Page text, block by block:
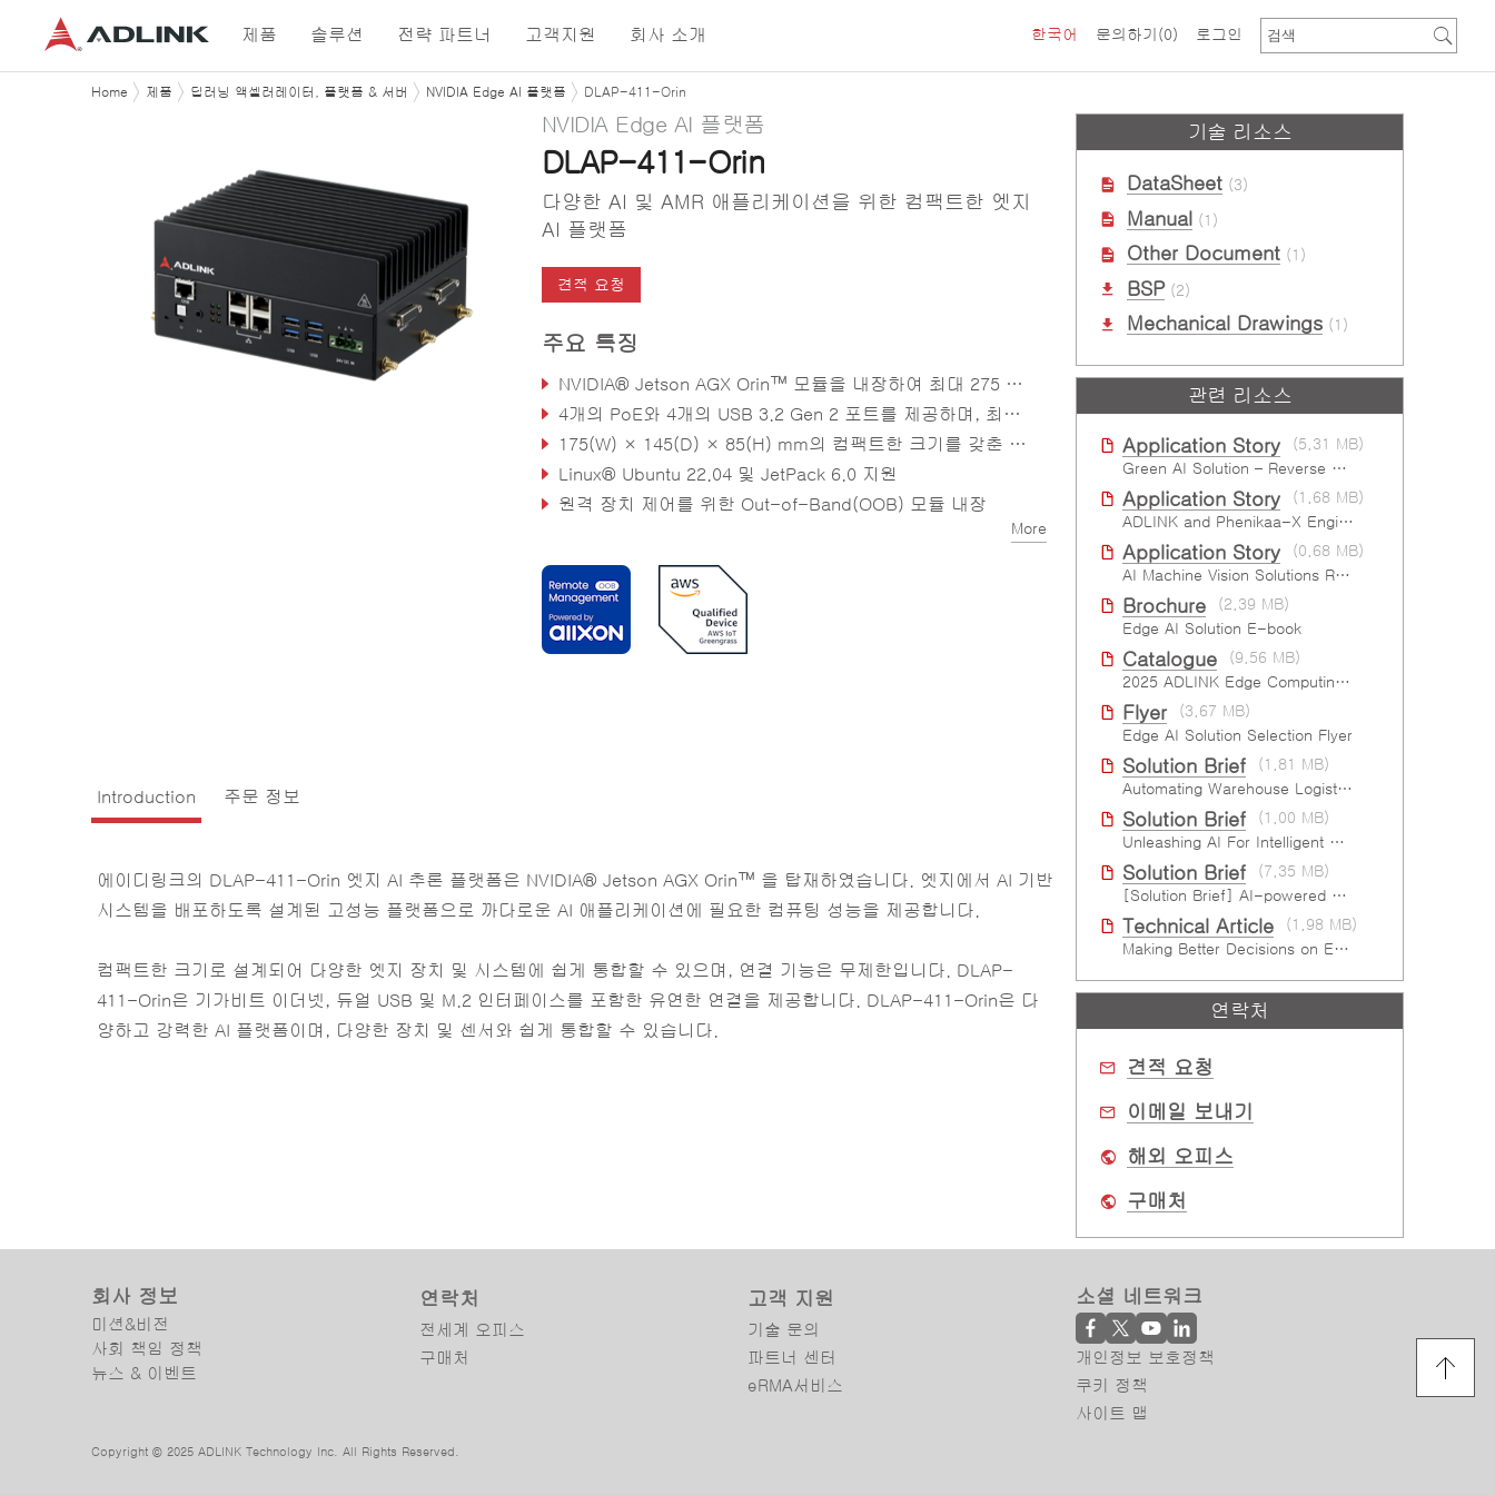
문의하기 (0)
한국어 로그인
제품 솔루션 전략 파트너 고객지원 회사 소개
Home 제품 딥러닝 액셀러레이터, 플랫폼 & 서버 NVIDIA Edge AI 플랫폼 DLAP-411-Orin
NVIDIA Edge AI 플랫폼
DLAP-411-Orin
다양한 AI 및 AMR 애플리케이션을 위한 컴팩트한 엣지
AI 플랫폼
견적 요청
주요 특징
NVIDIA® Jetson AGX Orin™ 모듈을 내장하여 최대 275 TOPS 성능 제공
4개의 PoE와 4개의 USB 3.2 Gen 2 포트를 제공하며, 최대 8대의 카메라 지원
175(W) × 145(D) × 85(H) mm의 컴팩트한 크기를 갖춘 팬리스(fanless) 설계
Linux® Ubuntu 22.04 및 JetPack 6.0 지원
원격 장치 제어를 위한 Out-of-Band(OOB) 모듈 내장
More
Introduction 주문 정보
에이디링크의 DLAP-411-Orin 엣지 AI 추론 플랫폼은 NVIDIA® Jetson AGX Orin™ 을 탑재하였습니다. 엣지에서 AI 기반
시스템을 배포하도록 설계된 고성능 플랫폼으로 까다로운 AI 애플리케이션에 필요한 컴퓨팅 성능을 제공합니다.
컴팩트한 크기로 설계되어 다양한 엣지 장치 및 시스템에 쉽게 통합할 수 있으며, 연결 기능은 무제한입니다. DLAP-
411-Orin은 기가비트 이더넷, 듀얼 USB 및 M.2 인터페이스를 포함한 유연한 연결을 제공합니다. DLAP-411-Orin은 다
양하고 강력한 AI 플랫폼이며, 다양한 장치 및 센서와 쉽게 통합할 수 있습니다.
기술 리소스
DataSheet (3)
Manual (1)
Other Document (1)
BSP(2)
Mechanical Drawings (1)
관련 리소스
Application Story
(5.31 MB)
Green AI Solution – Reverse Vending Machine (RVM)
Application Story
(1.68 MB)
ADLINK and Phenikaa-X Engineering the AMR Pallet Mover
Application Story
(0.68 MB)
AI Machine Vision Solutions Reinforcing Cleanroom Entry Procedures
Brochure
(2.39 MB)
Edge AI Solution E-book
Catalogue
(9.56 MB)
2025 ADLINK Edge Computing Platforms Catalog
Flyer
(3.67 MB)
Edge AI Solution Selection Flyer
Solution Brief
(1.81 MB)
Automating Warehouse Logistics with AI
Solution Brief
(1.00 MB)
Unleashing AI For Intelligent Retail Experience
Solution Brief
(7.35 MB)
[Solution Brief] AI-powered Six-Sided Product Case Inspection
Technical Article
(1.98 MB)
Making Better Decisions on Embedded Devices with Edge Video Analysis (EVA)
연락처
견적 요청
이메일 보내기
해외 오피스
구매처
회사 정보
미션&비전
사회 책임 정책
뉴스 & 이벤트
연락처
전세계 오피스
구매처
고객 지원
기술 문의
파트너 센터
eRMA서비스
소셜 네트워크
개인정보 보호정책
쿠키 정책
사이트 맵
Copyright © 2025 ADLINK Technology Inc. All Rights Reserved.